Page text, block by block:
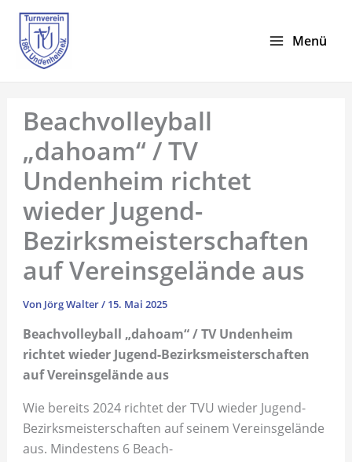
Zum
Inhalt
springen
Menü
Beachvolleyball
„dahoam“ / TV
Undenheim richtet
wieder Jugend-
Bezirksmeisterschaften
auf Vereinsgelände aus
Von Jörg Walter/ 15. Mai 2025
Beachvolleyball „dahoam“ / TV Undenheim
richtet wieder Jugend-Bezirksmeisterschaften
auf Vereinsgelände aus
Wie bereits 2024 richtet der TVU wieder Jugend-
Bezirksmeisterschaften auf seinem Vereinsgelände
aus. Mindestens 6 Beach-